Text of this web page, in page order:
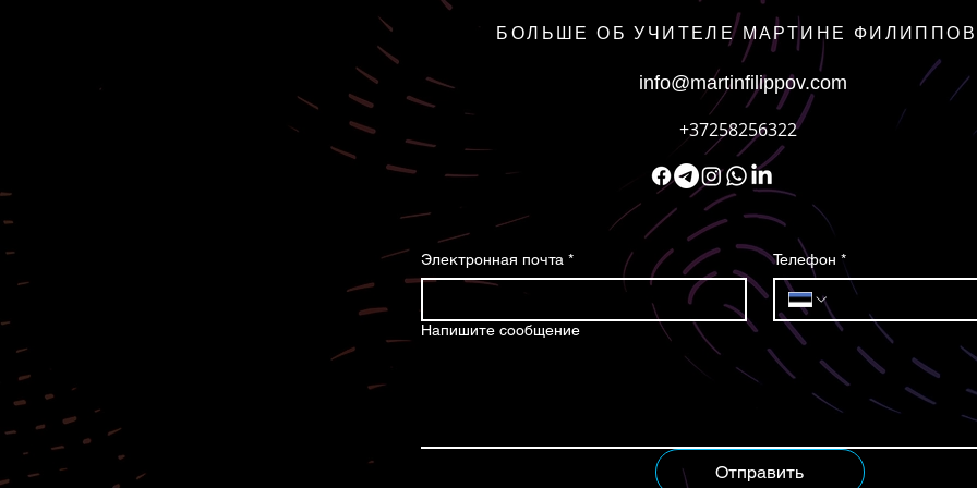
БОЛЬШЕ ОБ УЧИТЕЛЕ МАРТИНЕ
info@martinfilippov.com
+37258256322
Электронная почта * Телефон *
Напишите сообщение
Отправить